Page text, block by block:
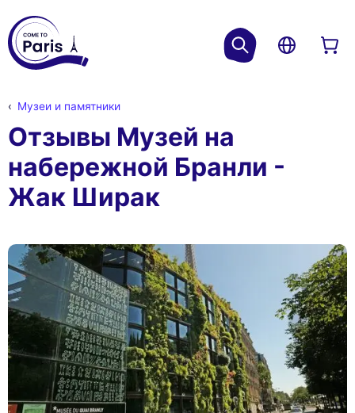
Музеи и памятники
Отзывы Музей на
набережной Бранли -
Жак Ширак